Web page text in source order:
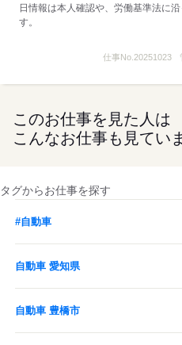
日情報は本人確認や、労働基準法に
す。
仕事No. 20251023
このお仕事を見た人は
こんなお仕事も見てい
タグからお仕事を探す
#自動車
自動車 愛知県
自動車 豊橋市